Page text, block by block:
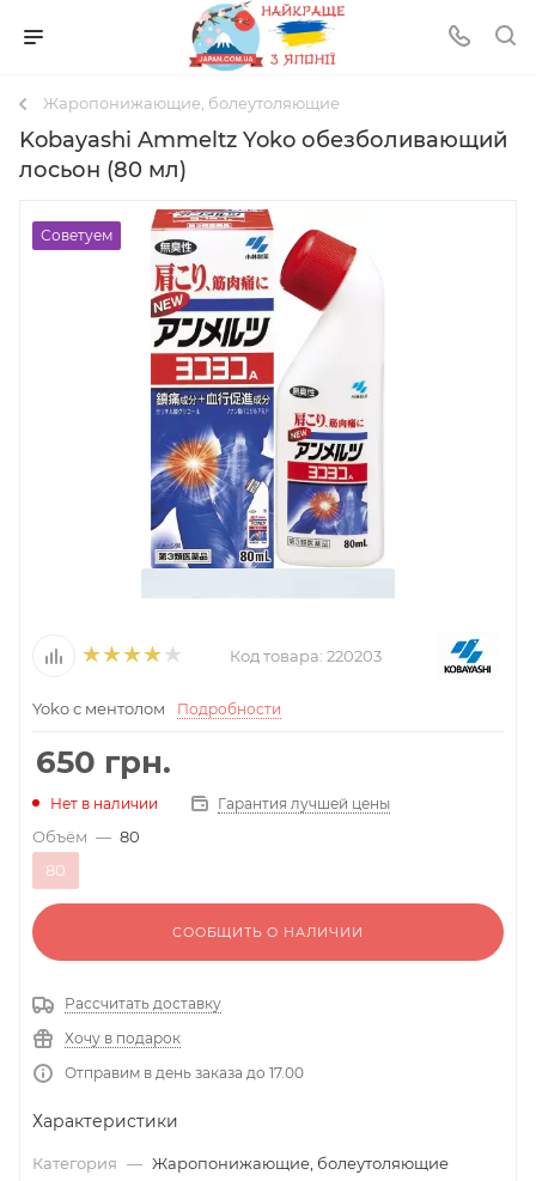
Жаропонижающие, болеутоляющие
Kobayashi Ammeltz Yoko обезболивающий
лосьон (80 мл)
Советуем
Код товара: 220203
Yoko с ментолом Подробности
650 грн.
Нет в наличии Гарантия лучшей цены
Объём — 80
80
СООБЩИТЬ О НАЛИЧИИ
Рассчитать доставку
Хочу в подарок
Отправим в день заказа до 17.00
Характеристики
Категория — Жаропонижающие, болеутоляющие